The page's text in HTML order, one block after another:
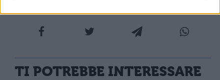
TI POTREBBE INTERESSARE